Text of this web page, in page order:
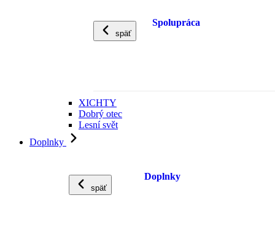
späť
Spolupráca
XICHTY
Dobrý otec
Lesní svět
Doplnky
späť
Doplnky